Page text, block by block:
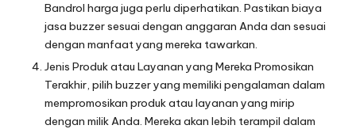
Bandrol harga juga perlu diperhatikan. Pastikan biaya
jasa buzzer sesuai dengan anggaran Anda dan sesuai
dengan manfaat yang mereka tawarkan.
Jenis Produk atau Layanan yang Mereka Promosikan
Terakhir, pilih buzzer yang memiliki pengalaman dalam
mempromosikan produk atau layanan yang mirip
dengan milik Anda. Mereka akan lebih terampil dalam